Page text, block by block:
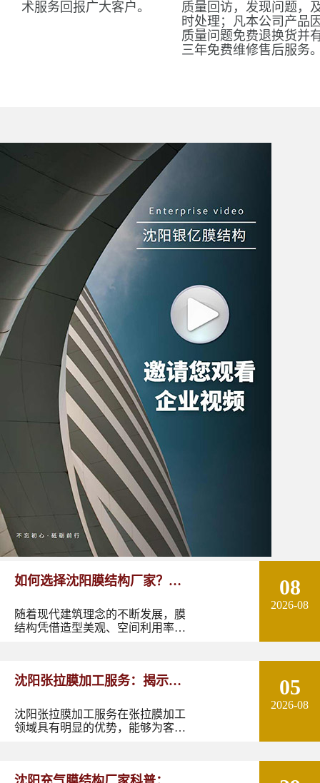
术服务回报广大客户。
质量回访，发现问题，
时处理；凡本公司产品
质量问题免费退换货并
三年免费维修售后服务
如何选择沈阳膜结构厂家？从
设计能力到施工质量多方面了
解！
随着现代建筑理念的不断发展，膜
结构凭借造型美观、空间利用率
施等领域的重要建筑形式。
08
2026-08
沈阳张拉膜加工服务：揭示张
拉膜加工的实用优势
沈阳张拉膜加工服务在张拉膜加工
领域具有明显的优势，能够为客户
05
2026-08